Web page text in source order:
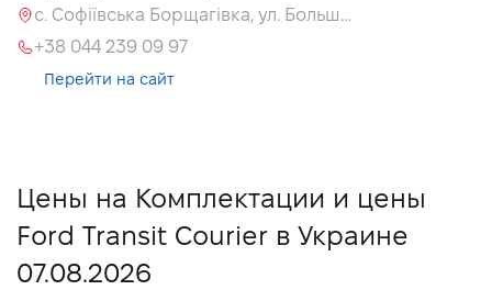
с. Софіївська Борщагівка, ул. Большая Кольцевая, 60а
+38 044 239 09 97
Перейти на сайт
Цены на Комплектации и цены
Ford Transit Courier в Украине
07.08.2026